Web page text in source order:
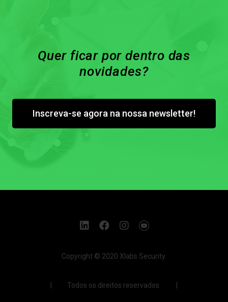
Quer ficar por dentro das
novidades?
Inscreva-se agora na nossa newsletter!
Copyright © 2020 Xlabs Security.
| Todos os direitos reservados. |